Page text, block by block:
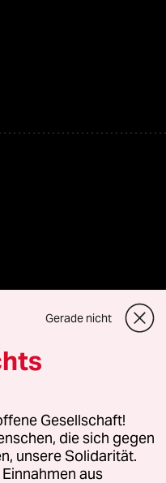
GmbH
oder für Genehmigungen
Gerade nicht
Gesellschaft!
die sich gegen
unsere Solidarität.
aus